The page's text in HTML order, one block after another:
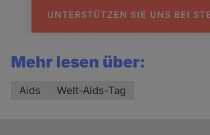
Mehr lesen über:
Aids Welt-Aids-Tag